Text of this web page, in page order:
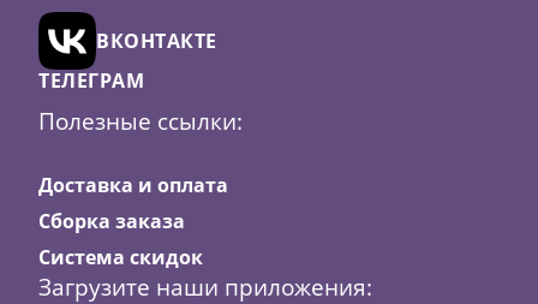
ВКОНТАКТЕ
ТЕЛЕГРАМ
Полезные ссылки:
Доставка и оплата
Сборка заказа
Система скидок
Загрузите наши приложения: